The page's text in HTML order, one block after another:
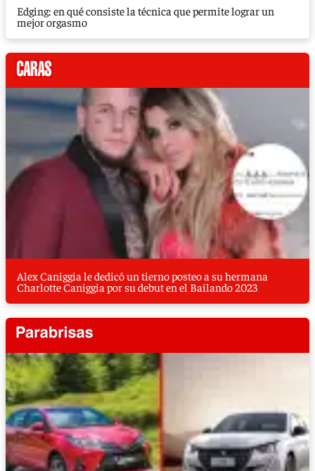
Edging: en qué consiste la técnica que permite lograr un
mejor orgasmo
Alex Caniggia le dedicó un tierno posteo a su hermana
Charlotte Caniggia por su debut en el Bailando 2023